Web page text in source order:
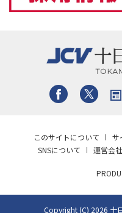
このサイトについて サ
SNSについて
運営会社
Copyright (C) 2026 十